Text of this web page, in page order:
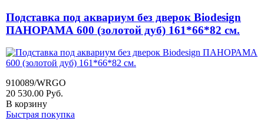
Подставка под аквариум без дверок Biodesign
ПАНОРАМА 600 (золотой дуб) 161*66*82 см.
910089/WRGO
20 530.00 Руб.
В корзину
Быстрая покупка